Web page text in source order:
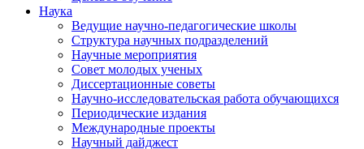
Наука
Ведущие научно-педагогические школы
Структура научных подразделений
Научные мероприятия
Совет молодых ученых
Диссертационные советы
Научно-исследовательская работа обучающихся
Периодические издания
Международные проекты
Научный дайджест